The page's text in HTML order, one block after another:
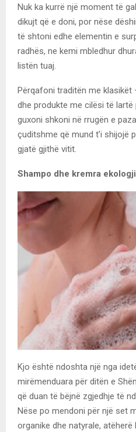
Nuk ka kurrë një moment të
dikujt që e doni, por nëse
të shtoni edhe elementin e
radhës, ne kemi mbledhur
listën tuaj.
Përqafoni traditën me klasikët
dhe produkte me cilësi të
guxoni shkoni në rrugën e
çuditshme që mund t’i shijojë
gjatë gjithë vitit.
Shampo dhe kremra
Kjo është ndoshta një nga
mirëmenduara për ditën e
që duan të bëjnë zgjedhje të
Nëse po mendoni për një set
organike dhe natyrale,